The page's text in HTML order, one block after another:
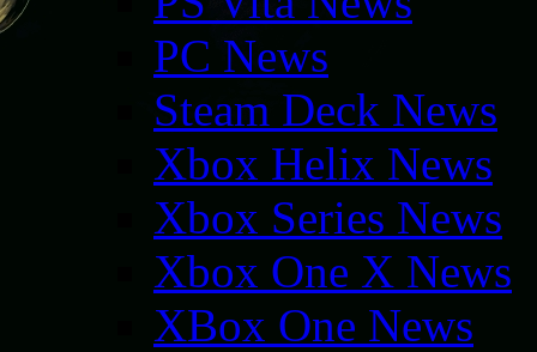
PC News
Steam Deck News
Xbox Helix News
Xbox Series News
Xbox One X News
XBox One News